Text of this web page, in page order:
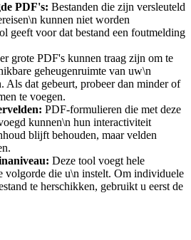
PDF's: Bestanden die zijn versleuteld
kunnen niet worden
geeft voor dat bestand een foutmelding
grote PDF's kunnen traag zijn om te
geheugenruimte van uw\n
Als dat gebeurt, probeer dan minder of
te voegen.
PDF-formulieren die met deze
kunnen\n hun interactiviteit
blijft behouden, maar velden
Deze tool voegt hele
volgorde die u\n instelt. Om individuele
te herschikken, gebruikt u eerst de